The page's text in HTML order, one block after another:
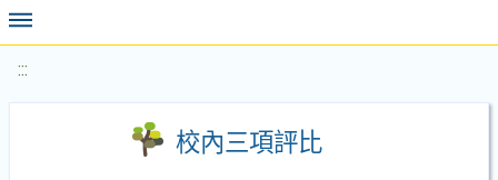
:::
校內三項評比